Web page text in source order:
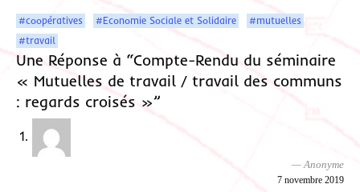
#coopératives #Economie Sociale et Solidaire
#mutuelles
#travail
Une Réponse à “Compte-Rendu du séminaire
« Mutuelles de travail / travail des communs
: regards croisés »”
Anonyme
7 novembre 2019